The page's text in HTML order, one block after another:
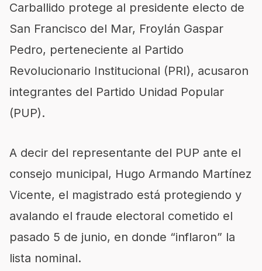
Carballido protege al presidente electo de
San Francisco del Mar, Froylán Gaspar
Pedro, perteneciente al Partido
Revolucionario Institucional (PRI), acusaron
integrantes del Partido Unidad Popular
(PUP).
A decir del representante del PUP ante el
consejo municipal, Hugo Armando Martínez
Vicente, el magistrado está protegiendo y
avalando el fraude electoral cometido el
pasado 5 de junio, en donde “inflaron” la
lista nominal.